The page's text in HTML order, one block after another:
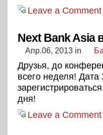
Leave a Comment
Next Bank Asia
Апр.06, 2013 in
Друзья, до
всего неделя!
дня!
Leave a Comment